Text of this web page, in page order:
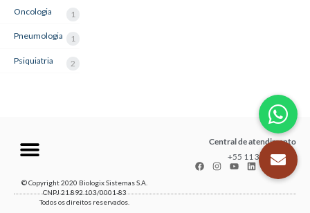
Oncologia 1
Pneumologia 1
Psiquiatria 2
Central de atendimento
+55 11 3035-1211
© Copyright 2020 Biologix Sistemas S.A.
CNPJ 21.892.103/0001-83
Todos os direitos reservados.